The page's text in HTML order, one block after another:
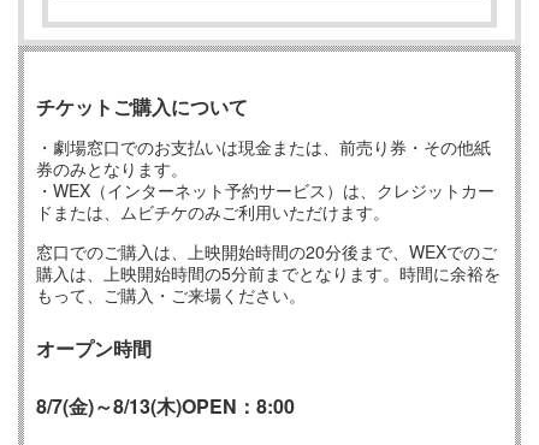
チケットご購入について
・劇場窓口でのお支払いは現金または、前売り券・その他紙
券のみとなります。
・WEX（インターネット予約サービス）は、クレジットカー
ドまたは、ムビチケのみご利用いただけます。
窓口でのご購入は、上映開始時間の20分後まで、WEXでのご
購入は、上映開始時間の5分前までとなります。時間に余裕を
もって、ご購入・ご来場ください。
オープン時間
8/7(金)～8/13(木)OPEN：8:00